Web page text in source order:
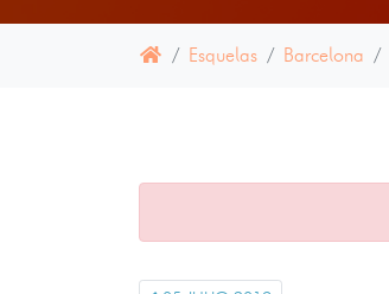
Esquelas Barcelona